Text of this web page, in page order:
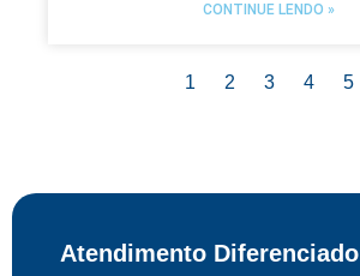
CONTINUE LENDO »
1 2 3 4 5
Atendimento Diferenciado